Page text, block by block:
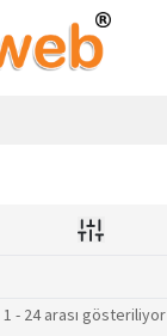
1 - 24 arası gösteriliyor